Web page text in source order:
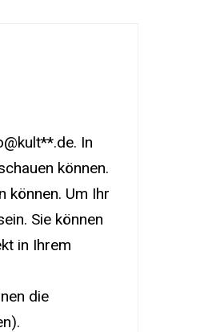
In
können.
können. Um Ihr
Sie können
in Ihrem
die